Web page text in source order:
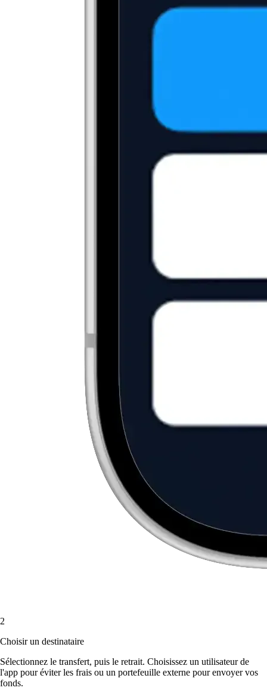
2
Choisir un destinataire
Sélectionnez le transfert, puis le retrait. Choisissez un utilisateur de
l'app pour éviter les frais ou un portefeuille externe pour envoyer vos
fonds.